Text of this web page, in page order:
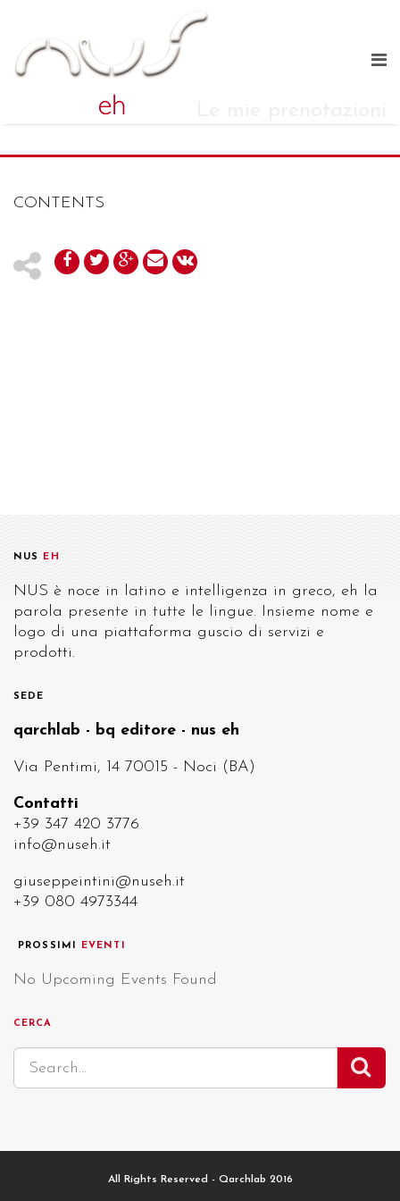
CONTENTS
NUS EH
NUS è noce in latino e intelligenza in greco, eh la
parola presente in tutte le lingue. Insieme nome e
logo di una piattaforma guscio di servizi e
prodotti.
SEDE
qarchlab - bq editore - nus eh
Via Pentimi, 14 70015 - Noci (BA)
Contatti
+39 347 420 3776
info@nuseh.it
giuseppeintini@nuseh.it
+39 080 4973344
PROSSIMI EVENTI
No Upcoming Events Found
CERCA
All Rights Reserved - Qarchlab 2016